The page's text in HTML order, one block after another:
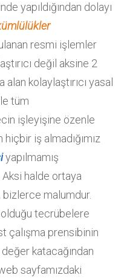
yapıldığından dolayı
resmi işlemler
değil aksine 2
alan kolaylaştırıcı yasal
tüm
işleyişine özenle
iş almadığımız
yapılmamış
Aksi halde ortaya
bizlerce malumdur.
olduğu tecrübelere
çalışma prensibinin
katacağından
sayfamızdaki